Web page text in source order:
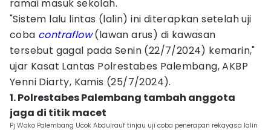
ramai masuk sekolah.
"Sistem lalu lintas (lalin) ini diterapkan setelah uji
coba contraflow(lawan arus) di kawasan
tersebut gagal pada Senin (22/7/2024) kemarin,"
ujar Kasat Lantas Polrestabes Palembang, AKBP
Yenni Diarty, Kamis (25/7/2024).
1. Polrestabes Palembang tambah anggota
jaga di titik macet
Pj Wako Palembang Ucok Abdulrauf tinjau uji coba penerapan rekayasa lalin